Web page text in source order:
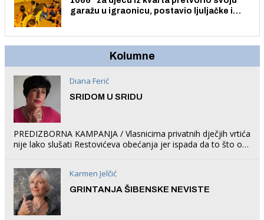
garažu u igraonicu, postavio ljuljačke i
Kolumne
Diana Ferić
SRIDOM U SRIDU
PREDIZBORNA KAMPANJA / Vlasnicima privatnih dječjih vrtića
nije lako slušati Restovićeva obećanja jer ispada da to što oni
Karmen Jelčić
GRINTANJA ŠIBENSKE NEVISTE